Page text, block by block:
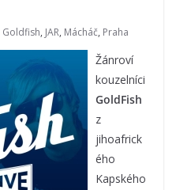
Goldfish, JAR, Mácháč, Praha
Žánroví
kouzelníci
GoldFish
z
jihoafrick
ého
Kapského